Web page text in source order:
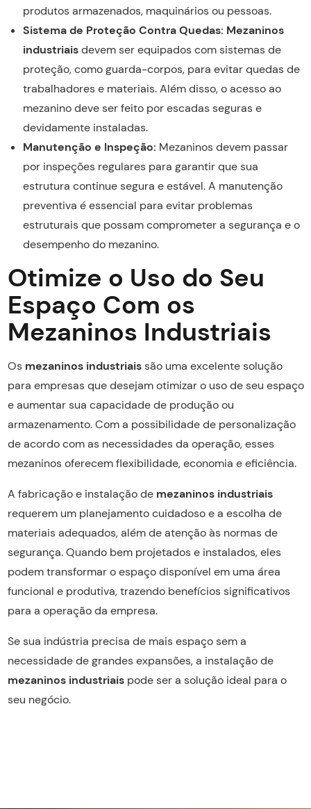
produtos armazenados, maquinários ou pessoas.
Sistema de Proteção Contra Quedas: Mezaninos
industriaisdevem ser equipados com sistemas de
proteção, como guarda-corpos, para evitar quedas de
trabalhadores e materiais. Além disso, o acesso ao
mezanino deve ser feito por escadas seguras e
devidamente instaladas.
Manutenção e Inspeção: Mezaninos devem passar
por inspeções regulares para garantir que sua
estrutura continue segura e estável. A manutenção
preventiva é essencial para evitar problemas
estruturais que possam comprometer a segurança e o
desempenho do mezanino.
Otimize o Uso do Seu
Espaço Com os
Mezaninos Industriais
Os mezaninos industriaissão uma excelente solução
para empresas que desejam otimizar o uso de seu espaço
e aumentar sua capacidade de produção ou
armazenamento. Com a possibilidade de personalização
de acordo com as necessidades da operação, esses
mezaninos oferecem flexibilidade, economia e eficiência.
A fabricação e instalação de mezaninos industriais
requerem um planejamento cuidadoso e a escolha de
materiais adequados, além de atenção às normas de
segurança. Quando bem projetados e instalados, eles
podem transformar o espaço disponível em uma área
funcional e produtiva, trazendo benefícios significativos
para a operação da empresa.
Se sua indústria precisa de mais espaço sem a
necessidade de grandes expansões, a instalação de
mezaninos industriaispode ser a solução ideal para o
seu negócio.